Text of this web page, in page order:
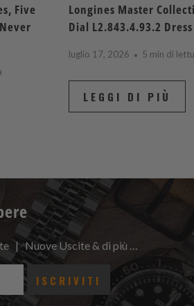
Five
Longines Master
Dial L2.843.4.93.2
luglio 17, 2026 5 min di
LEGGI DI PIÙ
| Nuove Uscite & di più …